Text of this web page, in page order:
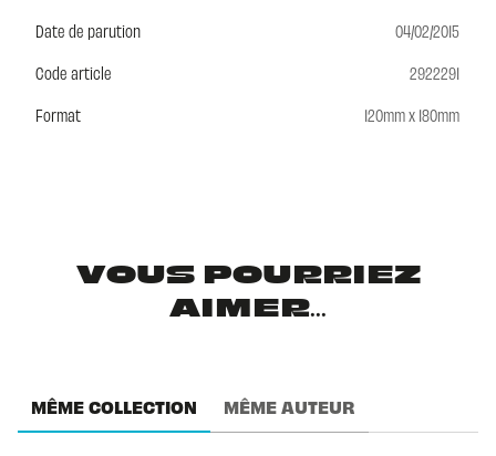
Date de parution
04/02/2015
Code article
2922291
Format
120mm x 180mm
VOUS POURRIEZ
AIMER...
MÊME COLLECTION MÊME AUTEUR